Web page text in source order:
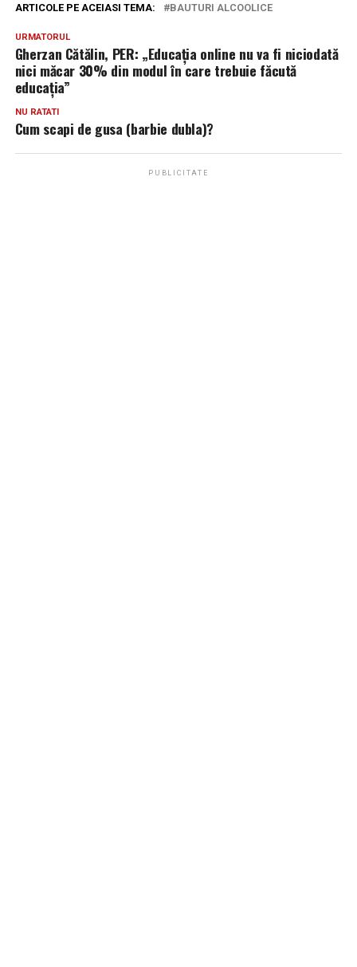
ARTICOLE PE ACEIASI TEMA: BAUTURI ALCOOLICE
URMATORUL
Gherzan Cătălin, PER: „Educaţia online nu va fi niciodată
nici măcar 30% din modul în care trebuie făcută
educaţia”
NU RATATI
Cum scapi de gusa (barbie dubla)?
PUBLICITATE